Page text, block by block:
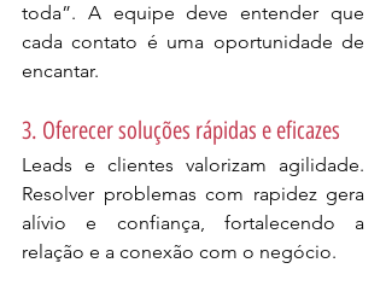
toda”. A equipe deve entender que
cada contato é uma oportunidade de
encantar.
3. Oferecer soluções rápidas e eficazes
Leads e clientes valorizam agilidade.
Resolver problemas com rapidez gera
alívio e confiança, fortalecendo a
relação e a conexão com o negócio.